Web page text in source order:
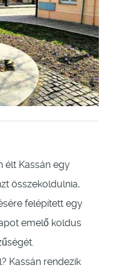
élt Kassán egy
összekoldulnia,
felépített egy
emelő koldus
Kassán rendezik